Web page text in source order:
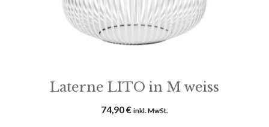
Laterne LITO in M weiss
74,90€ inkl. MwSt.